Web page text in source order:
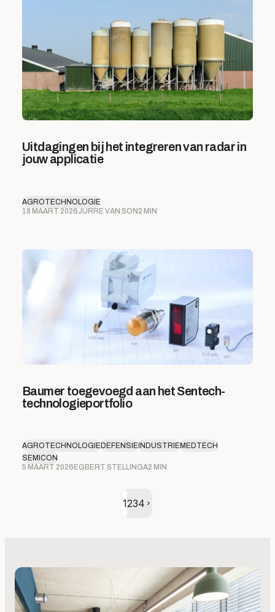
Uitdagingen bij het integreren van radar in
jouw applicatie
AGROTECHNOLOGIE
18 MAART 2026JURRE VAN SON2 MIN
Baumer toegevoegd aan het Sentech-
technologieportfolio
AGROTECHNOLOGIEDEFENSIE INDUSTRIEMEDTECH
SEMICON
5 MAART 2026 EGBERT STELLINGA2 MIN
1234 Volgende pagina